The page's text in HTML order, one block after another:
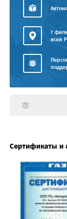
7
всей
Сертификаты и